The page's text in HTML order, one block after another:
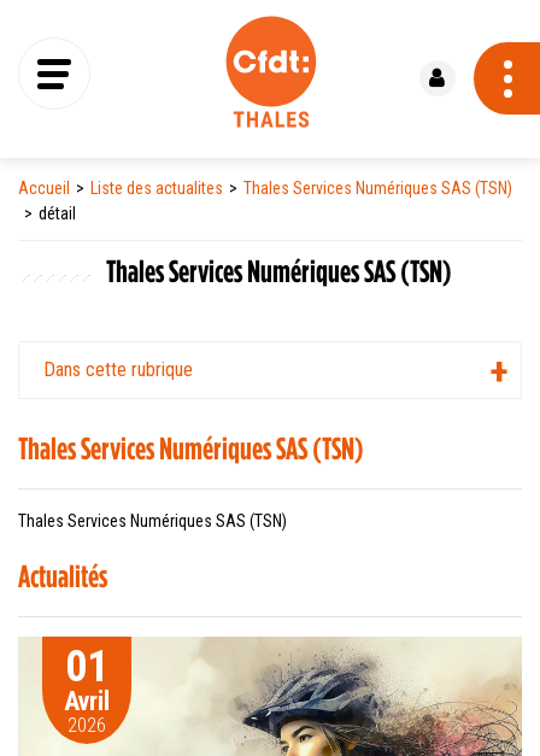
Accueil Liste des actualites
Thales Services Numériques SAS (TSN)
détail
Thales Services Numériques SAS (TSN)
Dans cette rubrique
Thales Services Numériques SAS (TSN)
Thales Services Numériques SAS (TSN)
Actualités
01
Avril
2026